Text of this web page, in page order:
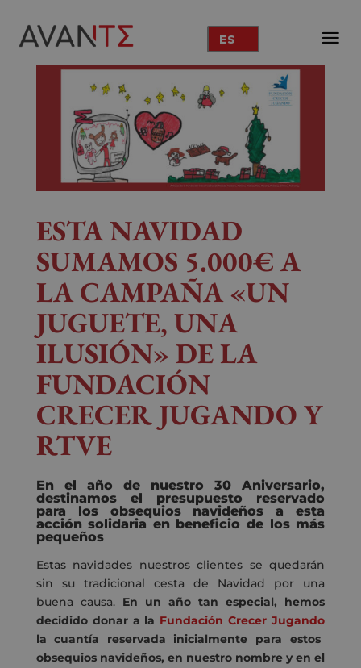
ES
ESTA NAVIDAD
SUMAMOS 5.000€ A
LA CAMPAÑA «UN
JUGUETE, UNA
ILUSIÓN» DE LA
FUNDACIÓN
CRECER JUGANDO Y
RTVE
En el año de nuestro 30 Aniversario,
destinamosel presupuesto reservado
para
los obsequios navideños a esta
acción solidaria en beneficio de los más
pequeños
Estas navidades nuestros clientes se quedarán
sin su tradicional cesta de Navidad por una
buena causa.En un año tan especial, hemos
decidido donar a la Fundación Crecer Jugando
la cuantía reservada inicialmente para estos
obsequios navideños, en nuestro nombre y en el